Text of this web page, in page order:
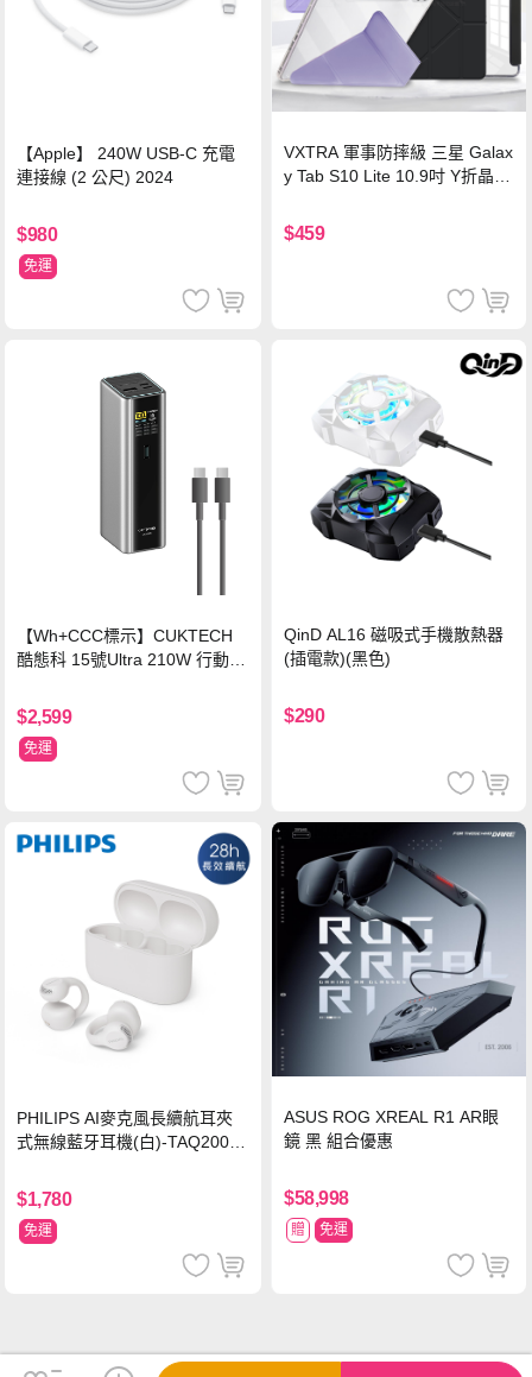
【Apple】 240W USB-C 充電
連接線 (2 公尺) 2024
$980
免運
VXTRA 軍事防摔級 三星 Galax
y Tab S10 Lite 10.9吋 Y折晶透
$459
【Wh+CCC標示】CUKTECH
酷態科 15號Ultra 210W 行動電
$2,599
免運
QinD AL16 磁吸式手機散熱器
(插電款)(黑色)
$290
PHILIPS AI麥克風長續航耳夾
式無線藍牙耳機(白)-TAQ2000
$1,780
免運
ASUS ROG XREAL R1 AR眼
鏡 黑 組合優惠
$58,998
贈 免運